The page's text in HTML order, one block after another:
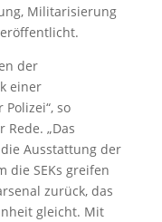
Militarisierung
der
einer
so
Rede. „Das
Ausstattung der
die SEKs greifen
zurück, das
gleicht. Mit